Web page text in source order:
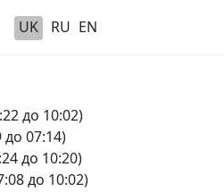
UK RU EN
до 10:02)
07:14)
до 10:20)
до 10:02)